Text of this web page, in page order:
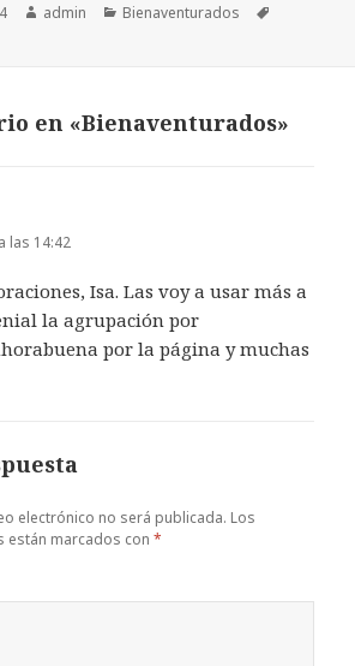
Autor
admin Categorías
Bienaventurados
en «Bienaventurados»
las 14:42
Isa. Las voy a usar más a
la agrupación por
por la página y muchas
electrónico no será publicada. Los
están marcados con*